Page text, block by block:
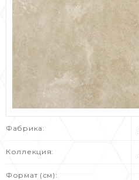
Фабрика:
Коллекция:
Формат (см):